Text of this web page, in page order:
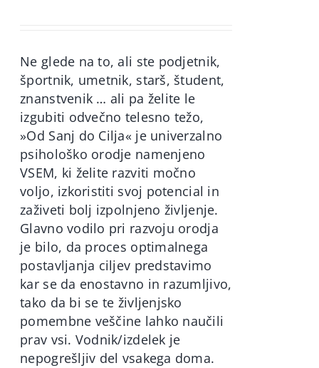
Ne glede na to, ali ste podjetnik,
športnik, umetnik, starš, študent,
znanstvenik … ali pa želite le
izgubiti odvečno telesno težo,
»Od Sanj do Cilja« je univerzalno
psihološko orodje namenjeno
VSEM, ki želite razviti močno
voljo, izkoristiti svoj potencial in
zaživeti bolj izpolnjeno življenje.
Glavno vodilo pri razvoju orodja
je bilo, da proces optimalnega
postavljanja ciljev predstavimo
kar se da enostavno in razumljivo,
tako da bi se te življenjsko
pomembne veščine lahko naučili
prav vsi. Vodnik/izdelek je
nepogrešljiv del vsakega doma.